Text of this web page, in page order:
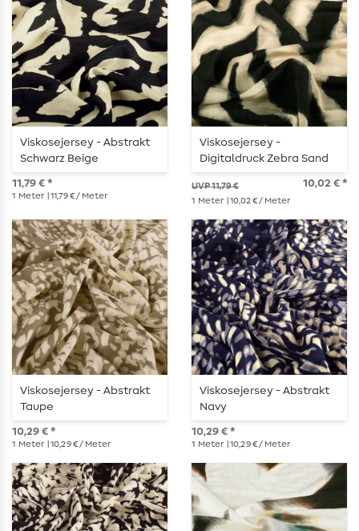
Viskosejersey - Abstrakt
Schwarz Beige
11,79 € *
1 Meter | 11,79 € / Meter
Viskosejersey -
Digitaldruck Zebra Sand
Schwarz
UVP 11,79 € 10,02 € *
1 Meter | 10,02 € / Meter
Viskosejersey - Abstrakt
Taupe
10,29 € *
1 Meter | 10,29 € / Meter
Viskosejersey - Abstrakt
Navy
10,29 € *
1 Meter | 10,29 € / Meter